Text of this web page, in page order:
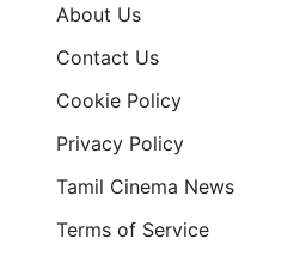
About Us
Contact Us
Cookie Policy
Privacy Policy
Tamil Cinema News
Terms of Service